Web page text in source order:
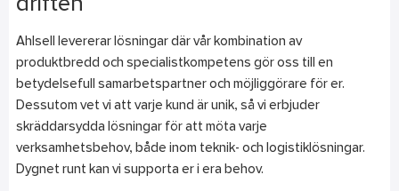
driften
Ahlsell levererar lösningar där vår kombination av
produktbredd och specialistkompetens gör oss till en
betydelsefull samarbetspartner och möjliggörare för er.
Dessutom vet vi att varje kund är unik, så vi erbjuder
skräddarsydda lösningar för att möta varje
verksamhetsbehov, både inom teknik- och logistiklösningar.
Dygnet runt kan vi supporta er i era behov.